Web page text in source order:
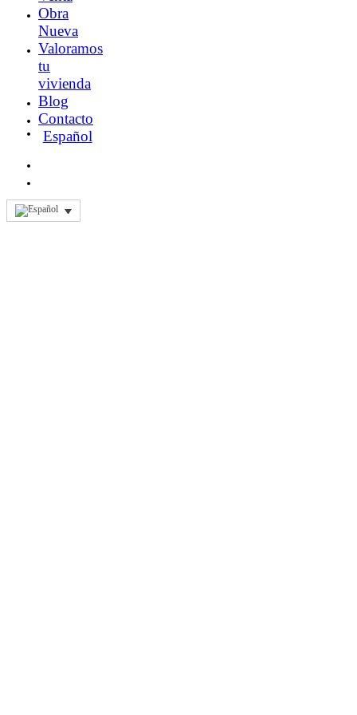
Obra
Nueva
Valoramos
tu
vivienda
Blog
Contacto
Español